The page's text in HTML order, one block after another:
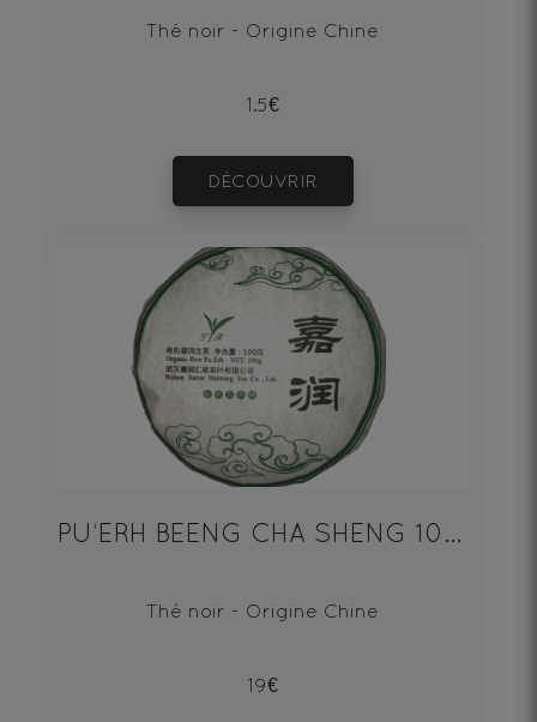
Thé noir - Origine Chine
1.5€
DÉCOUVRIR
PU‘ERH BEENG CHA SHENG 100g
Thé noir - Origine Chine
19€